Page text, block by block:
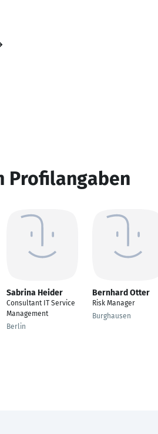
Profilangaben
Sabrina Heider
Consultant IT Service
Management
Berlin
Bernhard Otter
Risk Manager
Burghausen